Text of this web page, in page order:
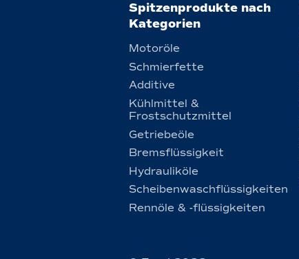
Spitzenprodukte nach
Kategorien
Motoröle
Schmierfette
Additive
Kühlmittel &
Frostschutzmittel
Getriebeöle
Bremsflüssigkeit
Hydrauliköle
Scheibenwaschflüssigkeiten
Rennöle & -flüssigkeiten